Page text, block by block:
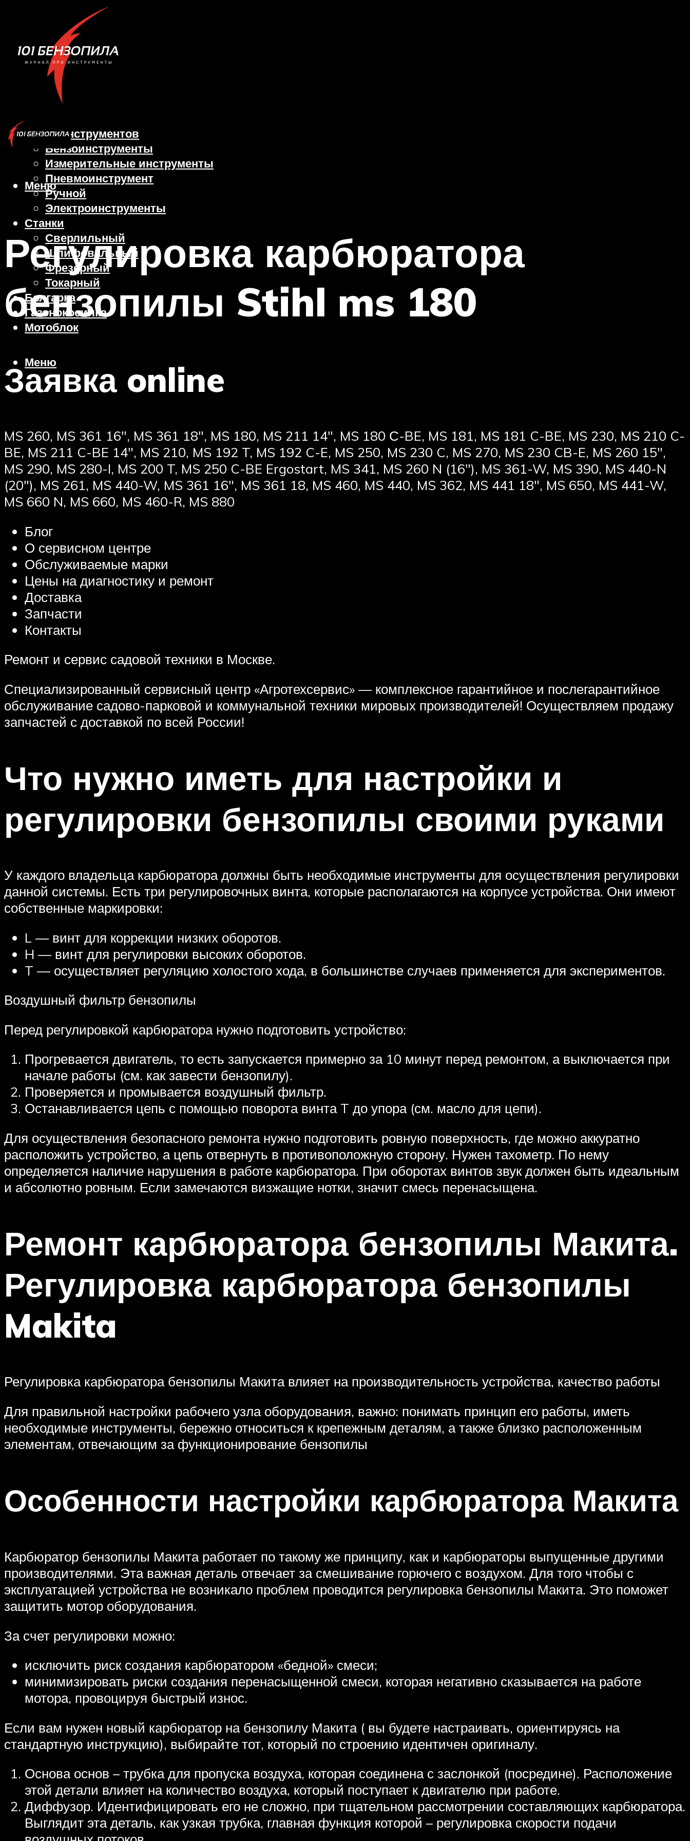
Виды инструментов
Бензоинструменты
Измерительные инструменты
Пневмоинструмент
Ручной
Электроинструменты
Станки
Сверлильный
Шлифовальный
Фрезерный
Токарный
Болгарка
Газонокосилка
Мотоблок
Меню
Меню
Регулировка карбюратора
бензопилы Stihl ms 180
Заявка online
MS 260, MS 361 16″, MS 361 18″, MS 180, MS 211 14″, MS 180 С-BE, MS 181, MS 181 C-BE, MS 230, MS 210 C-
BE, MS 211 C-BE 14″, MS 210, MS 192 T, MS 192 C-E, MS 250, MS 230 C, MS 270, MS 230 CB-E, MS 260 15″,
MS 290, MS 280-I, MS 200 T, MS 250 C-BE Ergostart, MS 341, MS 260 N (16″), MS 361-W, MS 390, MS 440-N
(20″), MS 261, MS 440-W, MS 361 16″, MS 361 18, MS 460, MS 440, MS 362, MS 441 18″, MS 650, MS 441-W,
MS 660 N, MS 660, MS 460-R, MS 880
Блог
О сервисном центре
Обслуживаемые марки
Цены на диагностику и ремонт
Доставка
Запчасти
Контакты
Ремонт и сервис садовой техники в Москве.
Специализированный сервисный центр «Агротехсервис» — комплексное гарантийное и послегарантийное
обслуживание садово-парковой и коммунальной техники мировых производителей! Осуществляем продажу
запчастей с доставкой по всей России!
Что нужно иметь для настройки и
регулировки бензопилы своими руками
У каждого владельца карбюратора должны быть необходимые инструменты для осуществления регулировки
данной системы. Есть три регулировочных винта, которые располагаются на корпусе устройства. Они имеют
собственные маркировки:
L — винт для коррекции низких оборотов.
H — винт для регулировки высоких оборотов.
T — осуществляет регуляцию холостого хода, в большинстве случаев применяется для экспериментов.
Воздушный фильтр бензопилы
Перед регулировкой карбюратора нужно подготовить устройство:
Прогревается двигатель, то есть запускается примерно за 10 минут перед ремонтом, а выключается при
начале работы (см. как завести бензопилу).
Проверяется и промывается воздушный фильтр.
Останавливается цепь с помощью поворота винта T до упора (см. масло для цепи).
Для осуществления безопасного ремонта нужно подготовить ровную поверхность, где можно аккуратно
расположить устройство, а цепь отвернуть в противоположную сторону. Нужен тахометр. По нему
определяется наличие нарушения в работе карбюратора. При оборотах винтов звук должен быть идеальным
и абсолютно ровным. Если замечаются визжащие нотки, значит смесь перенасыщена.
Ремонт карбюратора бензопилы Макита.
Регулировка карбюратора бензопилы
Makita
Регулировка карбюратора бензопилы Макита влияет на производительность устройства, качество работы
Для правильной настройки рабочего узла оборудования, важно: понимать принцип его работы, иметь
необходимые инструменты, бережно относиться к крепежным деталям, а также близко расположенным
элементам, отвечающим за функционирование бензопилы
Особенности настройки карбюратора Макита
Карбюратор бензопилы Макита работает по такому же принципу, как и карбюраторы выпущенные другими
производителями. Эта важная деталь отвечает за смешивание горючего с воздухом. Для того чтобы с
эксплуатацией устройства не возникало проблем проводится регулировка бензопилы Макита. Это поможет
защитить мотор оборудования.
За счет регулировки можно:
исключить риск создания карбюратором «бедной» смеси;
минимизировать риски создания перенасыщенной смеси, которая негативно сказывается на работе
мотора, провоцируя быстрый износ.
Если вам нужен новый карбюратор на бензопилу Макита ( вы будете настраивать, ориентируясь на
стандартную инструкцию), выбирайте тот, который по строению идентичен оригиналу.
Основа основ – трубка для пропуска воздуха, которая соединена с заслонкой (посредине). Расположение
этой детали влияет на количество воздуха, который поступает к двигателю при работе.
Диффузор. Идентифицировать его не сложно, при тщательном рассмотрении составляющих карбюратора.
Выглядит эта деталь, как узкая трубка, главная функция которой – регулировка скорости подачи